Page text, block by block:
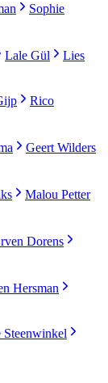
Sophie
Lale Gül
Lies
Rico
Geert Wilders
Malou Petter
Dorens
Hersman
Steenwinkel